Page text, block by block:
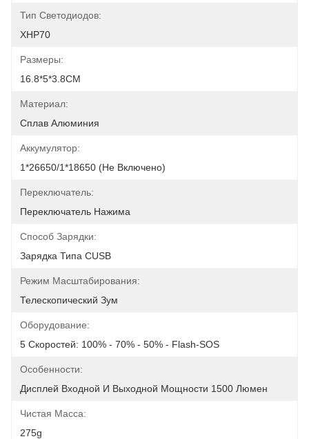
Тип Светодиодов:
XHP70
Размеры:
16.8*5*3.8CM
Материал:
Сплав Алюминия
Аккумулятор:
1*26650/1*18650 (не Включено)
Переключатель:
Переключатель Нажима
Способ Зарядки:
Зарядка Типа CUSB
Режим Масштабирования:
Телескопический Зум
Оборудование:
5 Скоростей: 100% - 70% - 50% - Flash-SOS
Особенности:
Дисплей Входной И Выходной Мощности 1500 Люмен
Чистая Масса:
275g